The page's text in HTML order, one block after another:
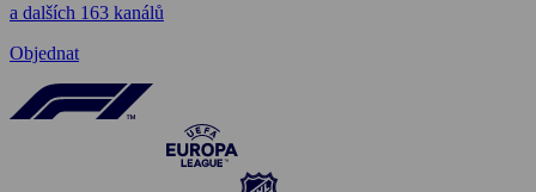
a dalších 163 kanálů
Objednat